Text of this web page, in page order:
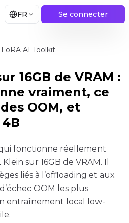
FR Se connecter
AI Toolkit
16GB de VRAM :
vraiment, ce
OOM, et
fonctionne réellement
sur 16GB de VRAM. Il
liés à l’offloading et aux
OOM les plus
entraînement local low-